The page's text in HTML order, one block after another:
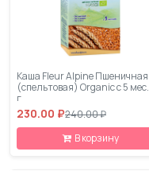
Каша Fleur Alpine Пшеничная
(спельтовая) Organic с 5 мес.
г
230.00 ₽240.00 ₽
В корзину